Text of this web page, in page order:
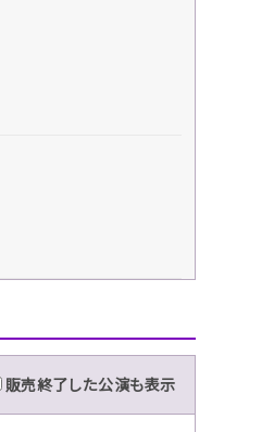
販売終了した公演も表示